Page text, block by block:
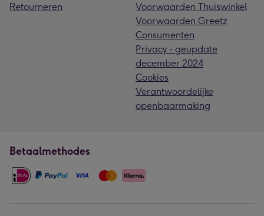
Retourneren
Voorwaarden Thuiswinkel
Voorwaarden Greetz
Consumenten
Privacy - geupdate
december 2024
Cookies
Verantwoordelijke
openbaarmaking
Betaalmethodes